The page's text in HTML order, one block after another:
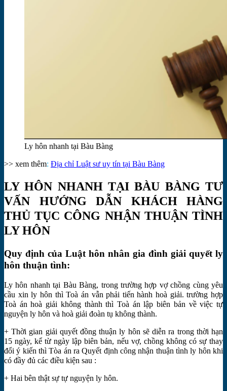
Ly hôn nhanh tại Bàu Bàng
>> xem thêm: Địa chỉ Luật sư uy tín tại Bàu Bàng
LY HÔN NHANH TẠI BÀU BÀNG TƯ
VẤN HƯỚNG DẪN KHÁCH HÀNG
THỦ TỤC CÔNG NHẬN THUẬN TÌNH
LY HÔN
Quy định của Luật hôn nhân gia đình giải quyết ly
hôn thuận tình:
Ly hôn nhanh tại Bàu Bàng, trong trường hợp vợ chồng cùng yêu
cầu xin ly hôn thì Toà án vẫn phải tiến hành hoà giải. trường hợp
Toà án hoà giải không thành thì Toà án lập biên bản về việc tự
nguyện ly hôn và hoà giải đoàn tụ không thành.
+ Thời gian giải quyết đồng thuận ly hôn sẽ diễn ra trong thời hạn
15 ngày, kể từ ngày lập biên bản, nếu vợ, chồng không có sự thay
đổi ý kiến thì Tòa án ra Quyết định công nhận thuận tình ly hôn khi
có đầy đủ các điều kiện sau :
+ Hai bên thật sự tự nguyện ly hôn.